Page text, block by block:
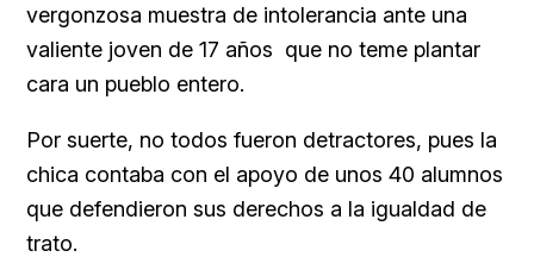
vergonzosa muestra de intolerancia ante una
valiente joven de 17 años que no teme plantar
cara un pueblo entero.
Por suerte, no todos fueron detractores, pues la
chica contaba con el apoyo de unos 40 alumnos
que defendieron sus derechos a la igualdad de
trato.